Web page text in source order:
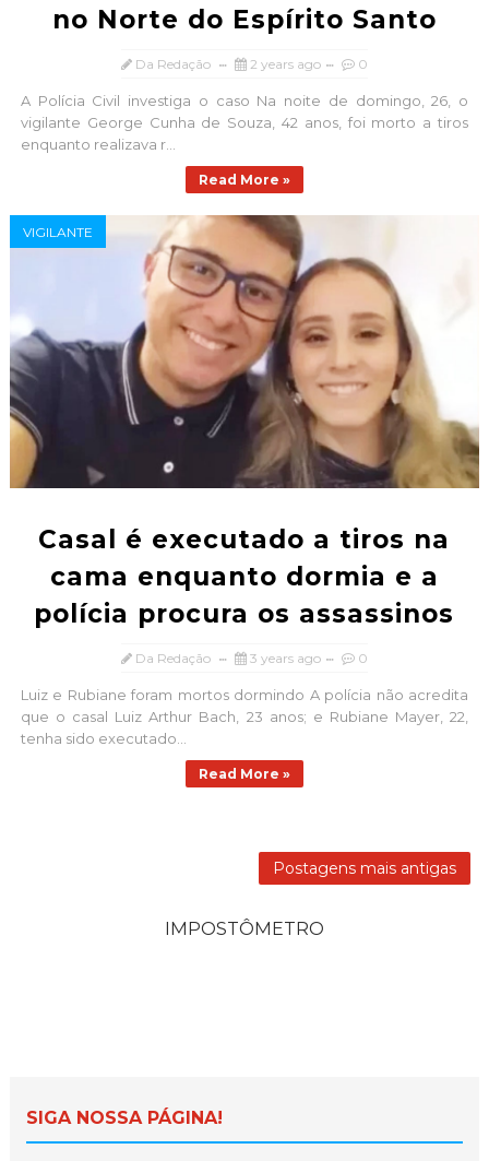
no Norte do Espírito Santo
Da Redação 2 years ago 0
A Polícia Civil investiga o caso Na noite de domingo, 26, o
vigilante George Cunha de Souza, 42 anos, foi morto a tiros
enquanto realizava r...
Read More »
VIGILANTE
Casal é executado a tiros na
cama enquanto dormia e a
polícia procura os assassinos
Da Redação 3 years ago 0
Luiz e Rubiane foram mortos dormindo A polícia não acredita
que o casal Luiz Arthur Bach, 23 anos; e Rubiane Mayer, 22,
tenha sido executado...
Read More »
Postagens mais antigas
IMPOSTÔMETRO
SIGA NOSSA PÁGINA!